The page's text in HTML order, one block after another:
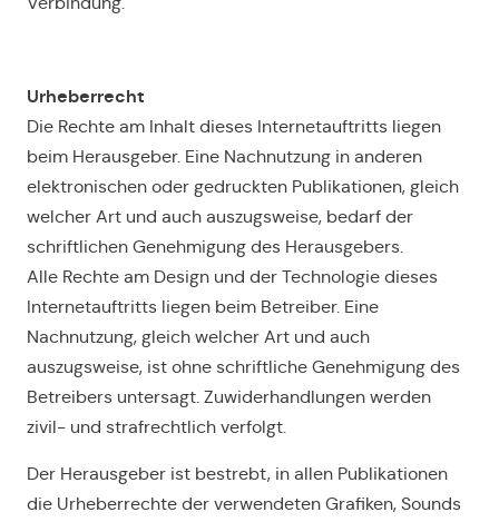
Urheberrecht
Die Rechte am Inhalt dieses Internetauftritts liegen
beim Herausgeber. Eine Nachnutzung in anderen
elektronischen oder gedruckten Publikationen, gleich
welcher Art und auch auszugsweise, bedarf der
schriftlichen Genehmigung des Herausgebers.
Alle Rechte am Design und der Technologie dieses
Internetauftritts liegen beim Betreiber. Eine
Nachnutzung, gleich welcher Art und auch
auszugsweise, ist ohne schriftliche Genehmigung des
Betreibers untersagt. Zuwiderhandlungen werden
zivil- und strafrechtlich verfolgt.
Der Herausgeber ist bestrebt, in allen Publikationen
die Urheberrechte der verwendeten Grafiken, Sounds